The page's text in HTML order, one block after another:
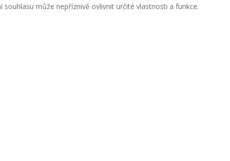
může nepříznivě ovlivnit určité vlastnosti a funkce.